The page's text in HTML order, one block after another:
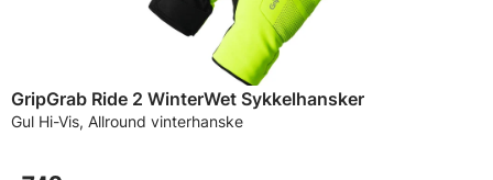
GripGrab Ride 2 WinterWet Sykkelhansker
Gul Hi-Vis, Allround vinterhanske